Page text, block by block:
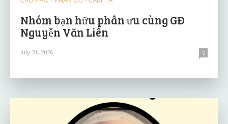
Nhóm bạn hữu phân ưu cùng GĐ
Nguyễn Văn Liên
July 31, 2026 0